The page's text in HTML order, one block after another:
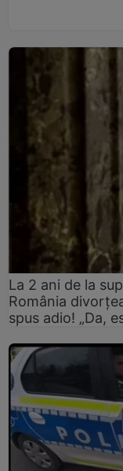
La 2 ani de la
România
spus adio! „Da,